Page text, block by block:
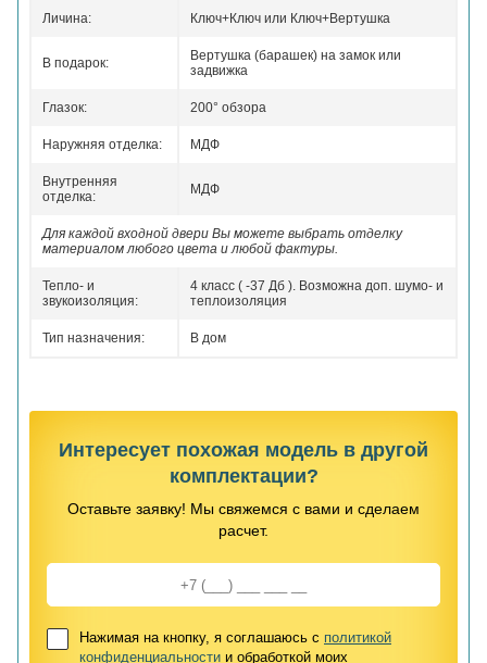
Личина: Ключ+Ключ или Ключ+Вертушка
В подарок:
Вертушка (барашек) на замок или
задвижка
Глазок: 200° обзора
Наружняя отделка: МДФ
Внутренняя
отделка:
МДФ
Для каждой входной двери Вы можете выбрать отделку
материалом любого цвета и любой фактуры.
Тепло- и
звукоизоляция:
4 класс ( -37 Дб ). Возможна доп. шумо- и
теплоизоляция
Тип назначения: В дом
Интересует похожая модель в другой
комплектации?
Оставьте заявку! Мы свяжемся с вами и сделаем
расчет.
Нажимая на кнопку, я соглашаюсь с политикой
конфиденциальности и обработкой моих